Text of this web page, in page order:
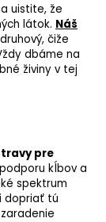
uistite, že
látok. Náš
čiže
dbáme na
živiny v tej
pre
kĺbov a
spektrum
dopriať tú